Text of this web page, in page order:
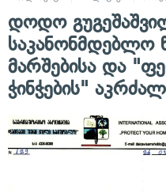
დოდო
საკანონმდებლო
მარშებისა და
ჭინჭების"